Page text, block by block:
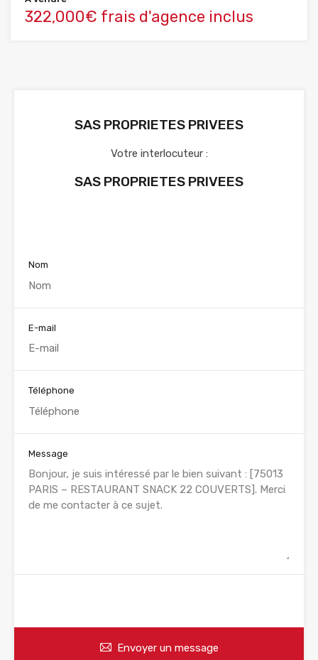
322,000€ frais d'agence inclus
SAS PROPRIETES PRIVEES
Votre interlocuteur :
SAS PROPRIETES PRIVEES
Nom
E-mail
Téléphone
Message
Envoyer un message